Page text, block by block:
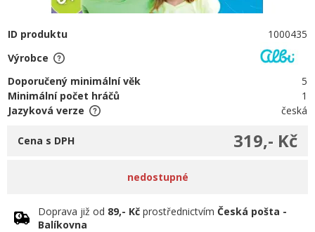
ID produktu
1000435
Výrobce
Doporučený minimální věk
5
Minimální počet hráčů
1
Jazyková verze
česká
319,- Kč
Cena s DPH
nedostupné
Doprava již od 89,- Kč prostřednictvím Česká pošta -
Balíkovna